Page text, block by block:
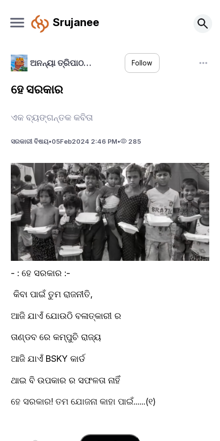
Srujanee
ଅନନ୍ୟା ତ୍ରିପାଠ… Follow
ହେ ସରକାର
ଏକ ବ୍ୟଙ୍ଗନ୍ତକ କବିତା
ସରକାରୀ ବିଷୟ•05Feb2024 2:46 PM• 285
- : ହେ ସରକାର :-
କିବା ପାଇଁ ତୁମ ରାଜନୀତି,
ଆଜି ଯାଏଁ ଯୋଉଠି ବଳାତ୍କାରୀ ର
ତାଣ୍ଡବ ରେ କମ୍ପୁଚି ରାଜ୍ୟ
ଆଜି ଯାଏଁ BSKY କାର୍ଡ
ଥାଇ ବି ଉପକାର ର ସଫଳତା ନାହିଁ
ହେ ସରକାର! ତମ ଯୋଜନା କାହା ପାଇଁ......(୧)